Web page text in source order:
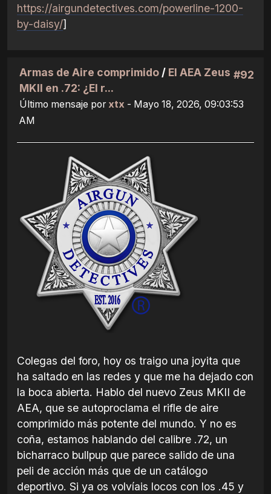
https://airgundetectives.com/powerline-1200-
by-daisy/]
#92
Armas de Aire comprimido / El AEA Zeus
MKII en .72: ¿El r...
Último mensaje por xtx - Mayo 18, 2026, 09:03:53
AM
Colegas del foro, hoy os traigo una joyita que
ha saltado en las redes y que me ha dejado con
la boca abierta. Hablo del nuevo Zeus MKII de
AEA, que se autoproclama el rifle de aire
comprimido más potente del mundo. Y no es
coña, estamos hablando del calibre .72, un
bicharraco bullpup que parece salido de una
peli de acción más que de un catálogo
deportivo. Si ya os volvíais locos con los .45 y